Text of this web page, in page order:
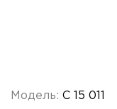
Модель: C 15 011